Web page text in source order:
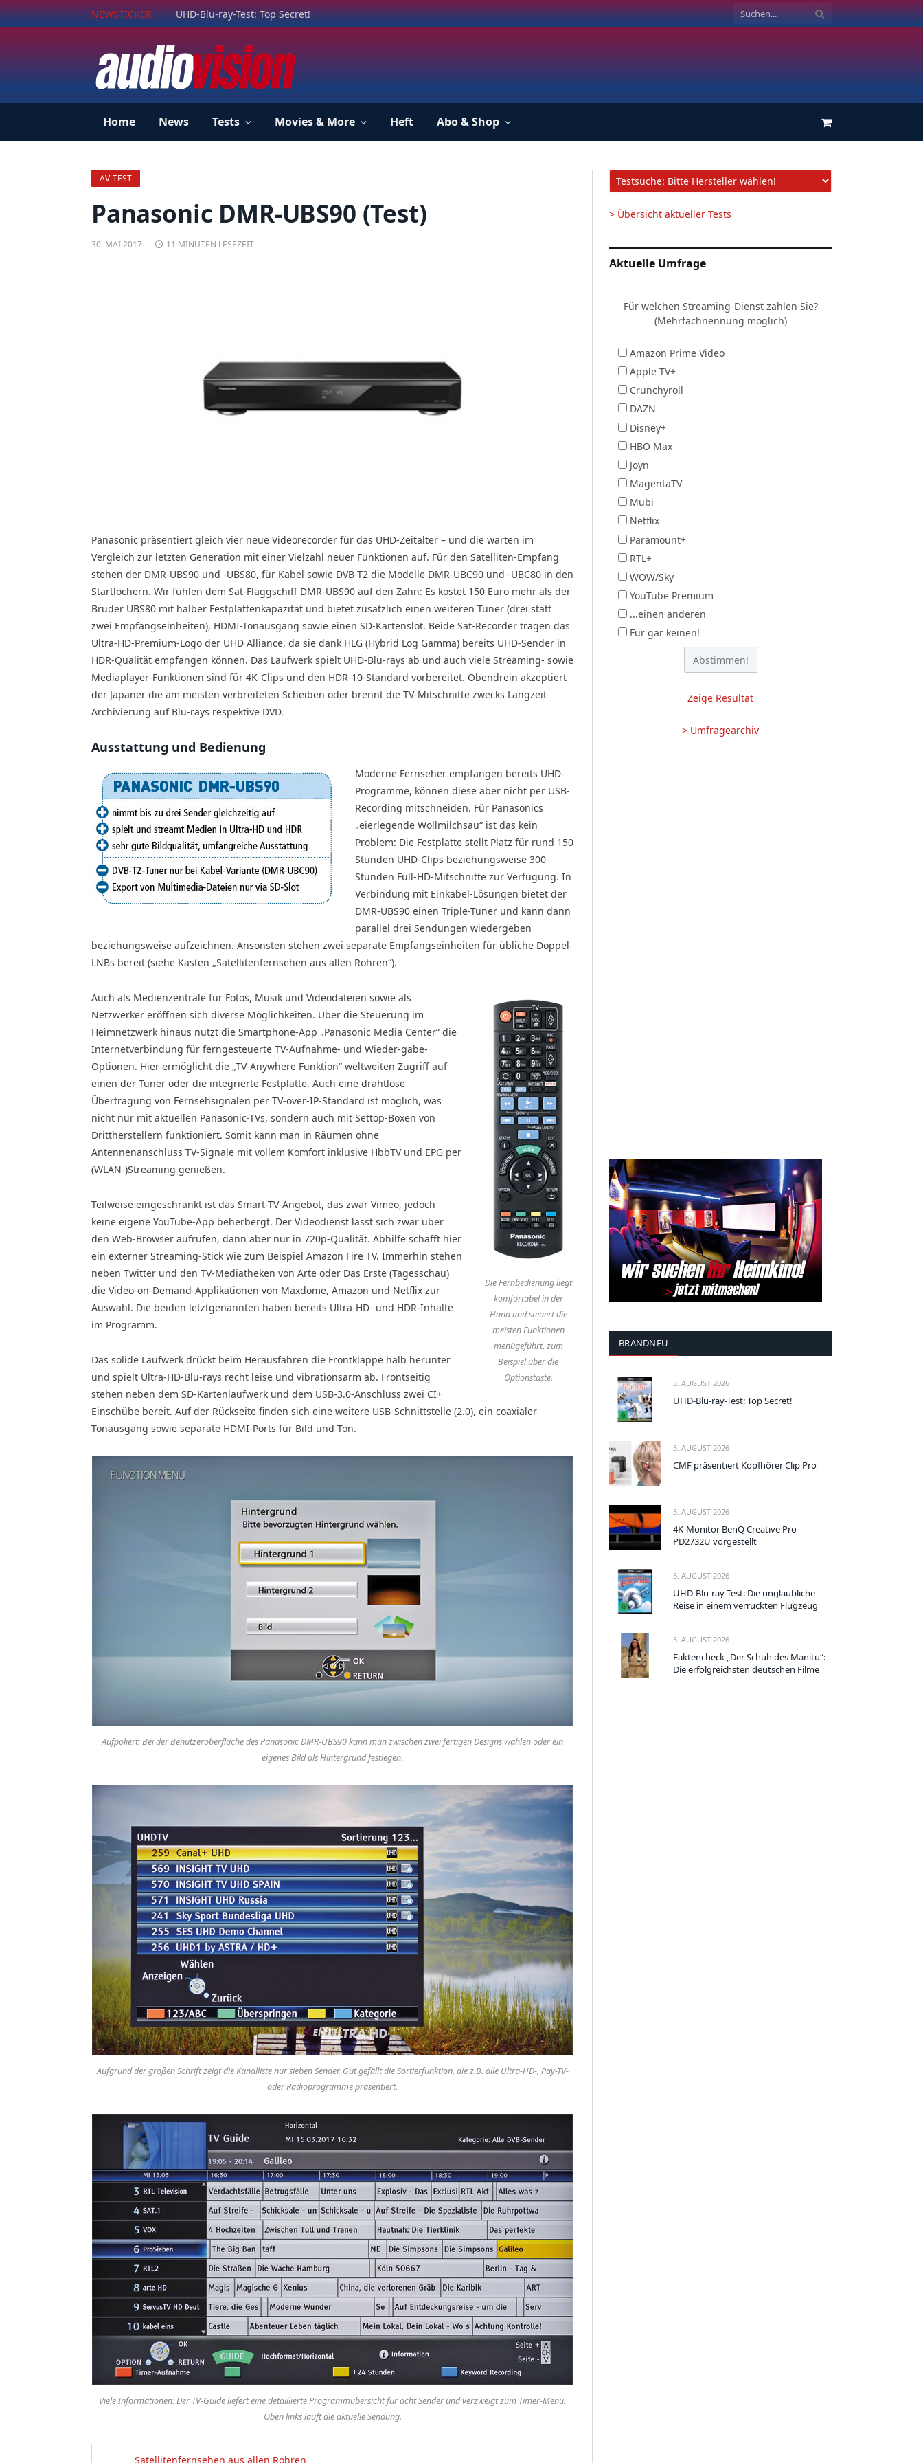
NEWSTICKER UHD-Blu-ray-Test: Top Secret!
Home News Tests Movies & More Heft Abo & Shop Einkaufswagen
AV-TEST
Panasonic DMR-UBS90 (Test)
30. MAI 2017 11 MINUTEN LESEZEIT
Panasonic präsentiert gleich vier neue Videorecorder für das UHD-Zeitalter – und die warten im
Vergleich zur letzten Generation mit einer Vielzahl neuer Funktionen auf. Für den Satelliten-Empfang
stehen der DMR-UBS90 und -UBS80, für Kabel sowie DVB-T2 die Modelle DMR-UBC90 und -UBC80 in den
Startlöchern. Wir fühlen dem Sat-Flaggschiff DMR-UBS90 auf den Zahn: Es kostet 150 Euro mehr als der
Bruder UBS80 mit halber Festplattenkapazität und bietet zusätzlich einen weiteren Tuner (drei statt
zwei Empfangseinheiten), HDMI-Tonausgang sowie einen SD-Kartenslot. Beide Sat-Recorder tragen das
Ultra-HD-Premium-Logo der UHD Alliance, da sie dank HLG (Hybrid Log Gamma) bereits UHD-Sender in
HDR-Qualität empfangen können. Das Laufwerk spielt UHD-Blu-rays ab und auch viele Streaming- sowie
Mediaplayer-Funktionen sind für 4K-Clips und den HDR-10-Standard vorbereitet. Obendrein akzeptiert
der Japaner die am meisten verbreiteten Scheiben oder brennt die TV-Mitschnitte zwecks Langzeit-
Archivierung auf Blu-rays respektive DVD.
Ausstattung und Bedienung
Moderne Fernseher empfangen bereits UHD-
Programme, können diese aber nicht per USB-
Recording mitschneiden. Für Panasonics
„eierlegende Wollmilchsau“ ist das kein
Problem: Die Festplatte stellt Platz für rund 150
Stunden UHD-Clips beziehungsweise 300
Stunden Full-HD-Mitschnitte zur Verfügung. In
Verbindung mit Einkabel-Lösungen bietet der
DMR-UBS90 einen Triple-Tuner und kann dann
parallel drei Sendungen wiedergeben
beziehungsweise aufzeichnen. Ansonsten stehen zwei separate Empfangseinheiten für übliche Doppel-
LNBs bereit (siehe Kasten „Satellitenfernsehen aus allen Rohren“).
Die Fernbedienung liegt
komfortabel in der
Hand und steuert die
meisten Funktionen
menügeführt, zum
Beispiel über die
Optionstaste.
Auch als Medienzentrale für Fotos, Musik und Videodateien sowie als
Netzwerker eröffnen sich diverse Möglichkeiten. Über die Steuerung im
Heimnetzwerk hinaus nutzt die Smartphone-App „Panasonic Media Center“ die
Internetverbindung für ferngesteuerte TV-Aufnahme- und Wieder-gabe-
Optionen. Hier ermöglicht die „TV-Anywhere Funktion“ weltweiten Zugriff auf
einen der Tuner oder die integrierte Festplatte. Auch eine drahtlose
Übertragung von Fernsehsignalen per TV-over-IP-Standard ist möglich, was
nicht nur mit aktuellen Panasonic-TVs, sondern auch mit Settop-Boxen von
Drittherstellern funktioniert. Somit kann man in Räumen ohne
Antennenanschluss TV-Signale mit vollem Komfort inklusive HbbTV und EPG per
(WLAN-)Streaming genießen.
Teilweise eingeschränkt ist das Smart-TV-Angebot, das zwar Vimeo, jedoch
keine eigene YouTube-App beherbergt. Der Videodienst lässt sich zwar über
den Web-Browser aufrufen, dann aber nur in 720p-Qualität. Abhilfe schafft hier
ein externer Streaming-Stick wie zum Beispiel Amazon Fire TV. Immerhin stehen
neben Twitter und den TV-Mediatheken von Arte oder Das Erste (Tagesschau)
die Video-on-Demand-Applikationen von Maxdome, Amazon und Netflix zur
Auswahl. Die beiden letztgenannten haben bereits Ultra-HD- und HDR-Inhalte
im Programm.
Das solide Laufwerk drückt beim Herausfahren die Frontklappe halb herunter
und spielt Ultra-HD-Blu-rays recht leise und vibrationsarm ab. Frontseitig
stehen neben dem SD-Kartenlaufwerk und dem USB-3.0-Anschluss zwei CI+
Einschübe bereit. Auf der Rückseite finden sich eine weitere USB-Schnittstelle (2.0), ein coaxialer
Tonausgang sowie separate HDMI-Ports für Bild und Ton.
Aufpoliert: Bei der Benutzeroberfläche des Panasonic DMR-UBS90 kann man zwischen zwei fertigen Designs wählen oder ein
eigenes Bild als Hintergrund festlegen.
Aufgrund der großen Schrift zeigt die Kanalliste nur sieben Sender. Gut gefällt die Sortierfunktion, die z.B. alle Ultra-HD-, Pay-TV-
oder Radioprogramme präsentiert.
Viele Informationen: Der TV-Guide liefert eine detaillierte Programmübersicht für acht Sender und verzweigt zum Timer-Menü.
Oben links läuft die aktuelle Sendung.
Satellitenfernsehen aus allen Rohren
> Übersicht aktueller Tests
Aktuelle Umfrage
Für welchen Streaming-Dienst zahlen Sie?
(Mehrfachnennung möglich)
Amazon Prime Video
Apple TV+
Crunchyroll
DAZN
Disney+
HBO Max
Joyn
MagentaTV
Mubi
Netflix
Paramount+
RTL+
WOW/Sky
YouTube Premium
...einen anderen
Für gar keinen!
Zeige Resultat
> Umfragearchiv
BRANDNEU
5. AUGUST 2026
UHD-Blu-ray-Test: Top Secret!
5. AUGUST 2026
CMF präsentiert Kopfhörer Clip Pro
5. AUGUST 2026
4K-Monitor BenQ Creative Pro
PD2732U vorgestellt
5. AUGUST 2026
UHD-Blu-ray-Test: Die unglaubliche
Reise in einem verrückten Flugzeug
5. AUGUST 2026
Faktencheck „Der Schuh des Manitu“:
Die erfolgreichsten deutschen Filme